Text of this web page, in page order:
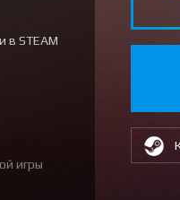
в STEAM
игры